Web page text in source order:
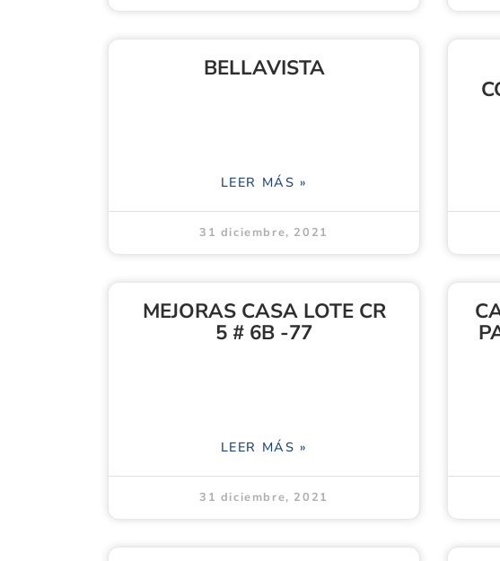
BELLAVISTA
LEER MÁS »
31 diciembre, 2021
MEJORAS CASA LOTE CR
5 # 6B -77
LEER MÁS »
31 diciembre, 2021